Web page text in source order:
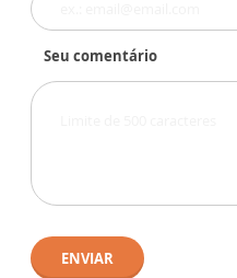
Seu comentário
ENVIAR